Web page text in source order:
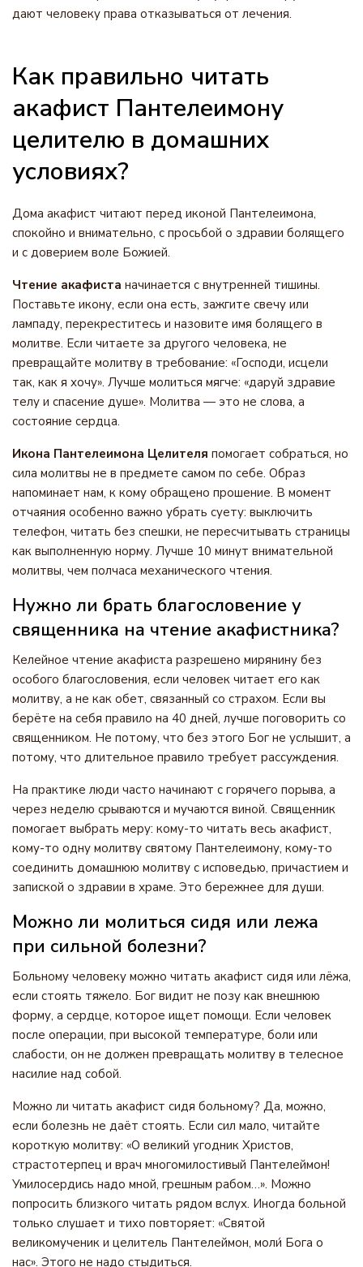
дают человеку права отказываться от лечения.
Как правильно читать
акафист Пантелеимону
целителю в домашних
условиях?
Дома акафист читают перед иконой Пантелеимона,
спокойно и внимательно, с просьбой о здравии болящего
и с доверием воле Божией.
Чтение акафиста начинается с внутренней тишины.
Поставьте икону, если она есть, зажгите свечу или
лампаду, перекреститесь и назовите имя болящего в
молитве. Если читаете за другого человека, не
превращайте молитву в требование: «Господи, исцели
так, как я хочу». Лучше молиться мягче: «даруй здравие
телу и спасение душе». Молитва — это не слова, а
состояние сердца.
Икона Пантелеимона Целителя помогает собраться, но
сила молитвы не в предмете самом по себе. Образ
напоминает нам, к кому обращено прошение. В момент
отчаяния особенно важно убрать суету: выключить
телефон, читать без спешки, не пересчитывать страницы
как выполненную норму. Лучше 10 минут внимательной
молитвы, чем полчаса механического чтения.
Нужно ли брать благословение у
священника на чтение акафистника?
Келейное чтение акафиста разрешено мирянину без
особого благословения, если человек читает его как
молитву, а не как обет, связанный со страхом. Если вы
берёте на себя правило на 40 дней, лучше поговорить со
священником. Не потому, что без этого Бог не услышит, а
потому, что длительное правило требует рассуждения.
На практике люди часто начинают с горячего порыва, а
через неделю срываются и мучаются виной. Священник
помогает выбрать меру: кому-то читать весь акафист,
кому-то одну молитву святому Пантелеимону, кому-то
соединить домашнюю молитву с исповедью, причастием и
запиской о здравии в храме. Это бережнее для души.
Можно ли молиться сидя или лежа
при сильной болезни?
Больному человеку можно читать акафист сидя или лёжа,
если стоять тяжело. Бог видит не позу как внешнюю
форму, а сердце, которое ищет помощи. Если человек
после операции, при высокой температуре, боли или
слабости, он не должен превращать молитву в телесное
насилие над собой.
Можно ли читать акафист сидя больному? Да, можно,
если болезнь не даёт стоять. Если сил мало, читайте
короткую молитву: «О великий угодник Христов,
страстотерпец и врач многомилостивый Пантелеймон!
Умилосердись надо мной, грешным рабом…». Можно
попросить близкого читать рядом вслух. Иногда больной
только слушает и тихо повторяет: «Святой
великомученик и целитель Пантелеймон, моли́ Бога о
нас». Этого не надо стыдиться.